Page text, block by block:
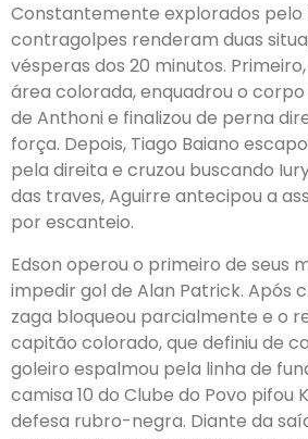
Constantemente explorados pelo
contragolpes renderam duas
vésperas dos 20 minutos.
área colorada, enquadrou o
de Anthoni e finalizou de perna
força. Depois, Tiago Baiano
pela direita e cruzou buscando
das traves, Aguirre antecipou a
por escanteio.
Edson operou o primeiro de seus
impedir gol de Alan Patrick. Após
zaga bloqueou parcialmente e o
capitão colorado, que definiu de
goleiro espalmou pela linha de
camisa 10 do Clube do Povo pifou
defesa rubro-negra. Diante da